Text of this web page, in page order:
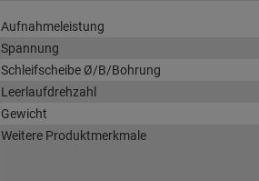
Aufnahmeleistung
Spannung
Schleifscheibe Ø/B/Bohrung
Leerlaufdrehzahl
Gewicht
Weitere Produktmerkmale